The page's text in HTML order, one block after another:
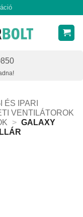
ÉS IPARI
VENTILÁTOROK
> GALAXY